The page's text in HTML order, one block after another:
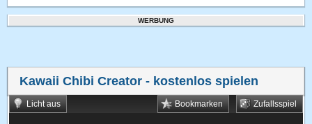
WERBUNG
Kawaii Chibi Creator - kostenlos spielen
Licht aus Zufallsspiel
Bookmarken